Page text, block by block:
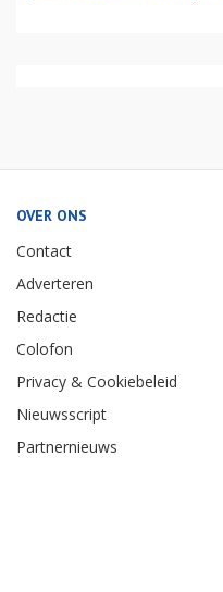
OVER ONS
Contact
Adverteren
Redactie
Colofon
Privacy & Cookiebeleid
Nieuwsscript
Partnernieuws